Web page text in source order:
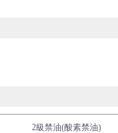
2級禁油(酸素禁油)